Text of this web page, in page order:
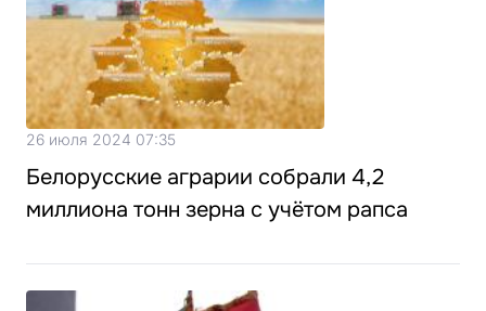
26 июля 2024 07:35
Белорусские аграрии собрали 4,2
миллиона тонн зерна с учётом рапса